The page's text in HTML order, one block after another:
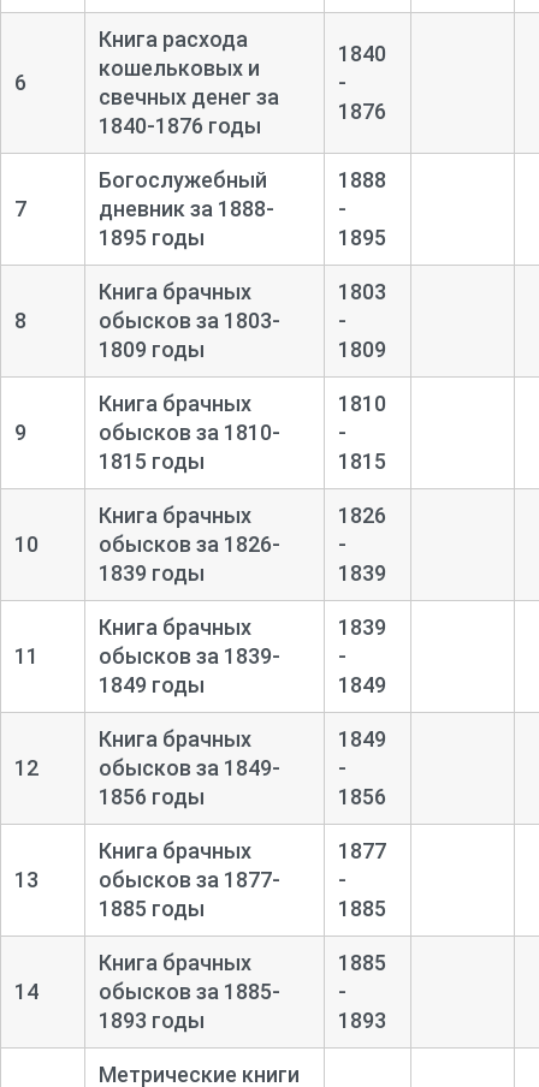
6
Книга расхода
кошельковых и
свечных денег за
1840-1876 годы
1840
-
1876
7
Богослужебный
дневник за 1888-
1895 годы
1888
-
1895
8
Книга брачных
обысков за 1803-
1809 годы
1803
-
1809
9
Книга брачных
обысков за 1810-
1815 годы
1810
-
1815
10
Книга брачных
обысков за 1826-
1839 годы
1826
-
1839
11
Книга брачных
обысков за 1839-
1849 годы
1839
-
1849
12
Книга брачных
обысков за 1849-
1856 годы
1849
-
1856
13
Книга брачных
обысков за 1877-
1885 годы
1877
-
1885
14
Книга брачных
обысков за 1885-
1893 годы
1885
-
1893
Метрические книги